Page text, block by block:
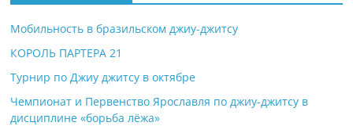
Мобильность в бразильском джиу-джитсу
КОРОЛЬ ПАРТЕРА 21
Турнир по Джиу джитсу в октябре
Чемпионат и Первенство Ярославля по джиу-джитсу в
дисциплине «борьба лёжа»